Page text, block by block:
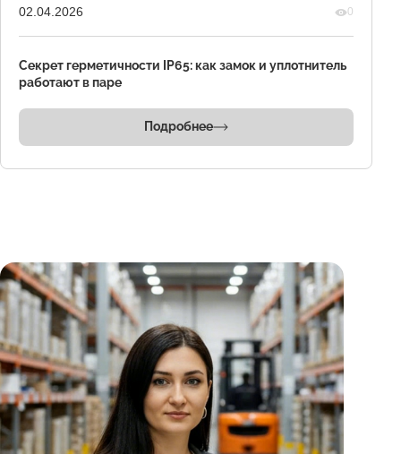
02.04.2026 0
Секрет герметичности IP65: как замок и уплотнитель
работают в паре
Подробнее